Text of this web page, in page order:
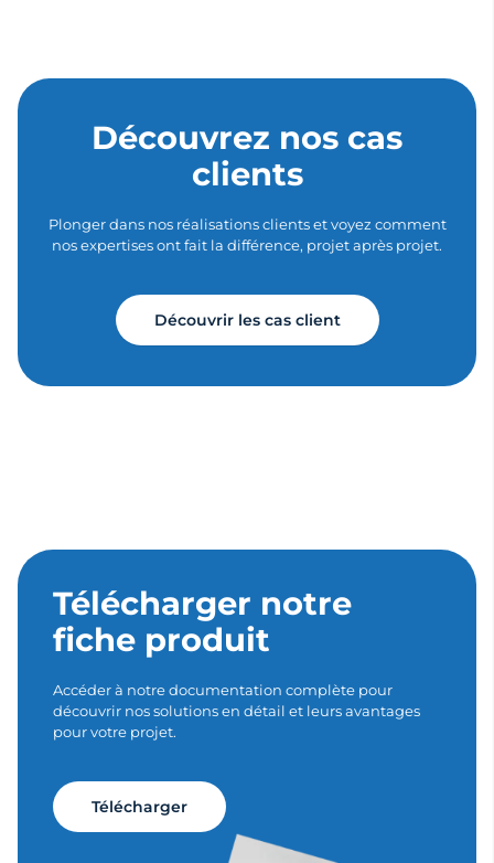
Découvrez nos cas
clients
Plonger dans nos réalisations clients et voyez comment
nos expertises ont fait la différence, projet après projet.
Découvrir les cas client
Télécharger notre
fiche produit
Accéder à notre documentation complète pour
découvrir nos solutions en détail et leurs avantages
pour votre projet.
Télécharger